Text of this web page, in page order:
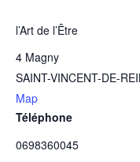
l’Art de l’Être
4 Magny
SAINT-VINCENT-DE-
Map
Téléphone
0698360045